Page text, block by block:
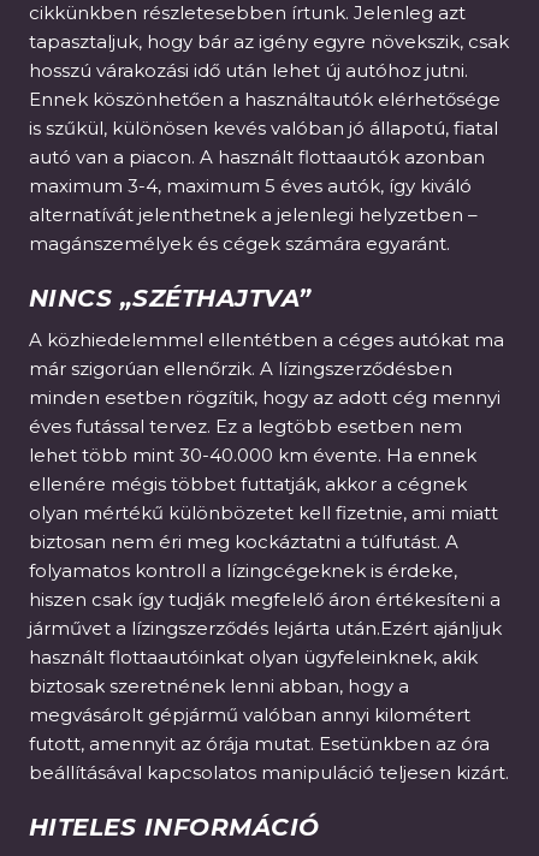
cikkünkben részletesebben írtunk. Jelenleg azt
tapasztaljuk, hogy bár az igény egyre növekszik, csak
hosszú várakozási idő után lehet új autóhoz jutni.
Ennek köszönhetően a használtautók elérhetősége
is szűkül, különösen kevés valóban jó állapotú, fiatal
autó van a piacon. A használt flottaautók azonban
maximum 3-4, maximum 5 éves autók, így kiváló
alternatívát jelenthetnek a jelenlegi helyzetben –
magánszemélyek és cégek számára egyaránt.
NINCS „SZÉTHAJTVA”
A közhiedelemmel ellentétben a céges autókat ma
már szigorúan ellenőrzik. A lízingszerződésben
minden esetben rögzítik, hogy az adott cég mennyi
éves futással tervez. Ez a legtöbb esetben nem
lehet több mint 30-40.000 km évente. Ha ennek
ellenére mégis többet futtatják, akkor a cégnek
olyan mértékű különbözetet kell fizetnie, ami miatt
biztosan nem éri meg kockáztatni a túlfutást. A
folyamatos kontroll a lízingcégeknek is érdeke,
hiszen csak így tudják megfelelő áron értékesíteni a
járművet a lízingszerződés lejárta után.Ezért ajánljuk
használt flottaautóinkat olyan ügyfeleinknek, akik
biztosak szeretnének lenni abban, hogy a
megvásárolt gépjármű valóban annyi kilométert
futott, amennyit az órája mutat. Esetünkben az óra
beállításával kapcsolatos manipuláció teljesen kizárt.
HITELES INFORMÁCIÓ